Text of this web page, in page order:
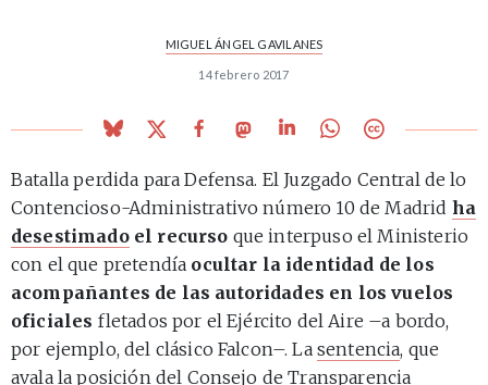
MIGUEL ÁNGEL GAVILANES
14 febrero 2017
Batalla perdida para Defensa. El Juzgado Central de lo
Contencioso-Administrativo número 10 de Madrid ha
desestimadoel recurso que interpuso el Ministerio
con el que pretendía ocultar la identidad de los
acompañantes de las autoridades en los vuelos
oficiales fletados por el Ejército del Aire –a bordo,
por ejemplo, del clásico Falcon–. La sentencia, que
avala la posición del Consejo de Transparencia